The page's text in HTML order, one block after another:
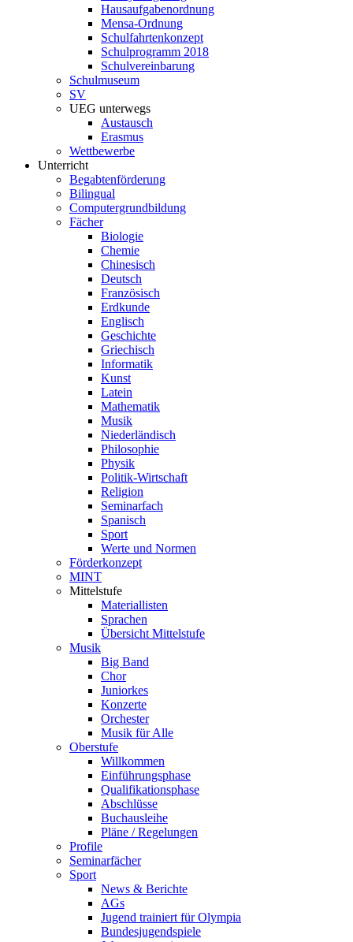
Hausaufgabenordnung
Mensa-Ordnung
Schulfahrtenkonzept
Schulprogramm 2018
Schulvereinbarung
Schulmuseum
SV
UEG unterwegs
Austausch
Erasmus
Wettbewerbe
Unterricht
Begabtenförderung
Bilingual
Computergrundbildung
Fächer
Biologie
Chemie
Chinesisch
Deutsch
Französisch
Erdkunde
Englisch
Geschichte
Griechisch
Informatik
Kunst
Latein
Mathematik
Musik
Niederländisch
Philosophie
Physik
Politik-Wirtschaft
Religion
Seminarfach
Spanisch
Sport
Werte und Normen
Förderkonzept
MINT
Mittelstufe
Materiallisten
Sprachen
Übersicht Mittelstufe
Musik
Big Band
Chor
Juniorkes
Konzerte
Orchester
Musik für Alle
Oberstufe
Willkommen
Einführungsphase
Qualifikationsphase
Abschlüsse
Buchausleihe
Pläne / Regelungen
Profile
Seminarfächer
Sport
News & Berichte
AGs
Jugend trainiert für Olympia
Bundesjugendspiele